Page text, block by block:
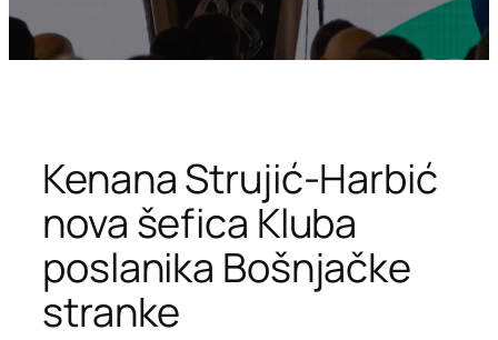
Kenana Strujić-Harbić
nova šefica Kluba
poslanika Bošnjačke
stranke